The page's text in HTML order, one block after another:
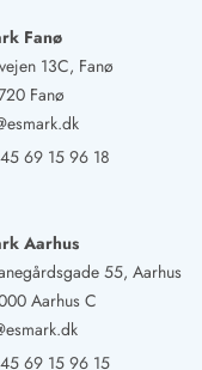
5 ud af 5
5 out of 5
beliggende
udendørs pool og
som
Fanø
13C, Fanø
Fanø
69 15 96 18
Aarhus
55, Aarhus
Aarhus C
69 15 96 15